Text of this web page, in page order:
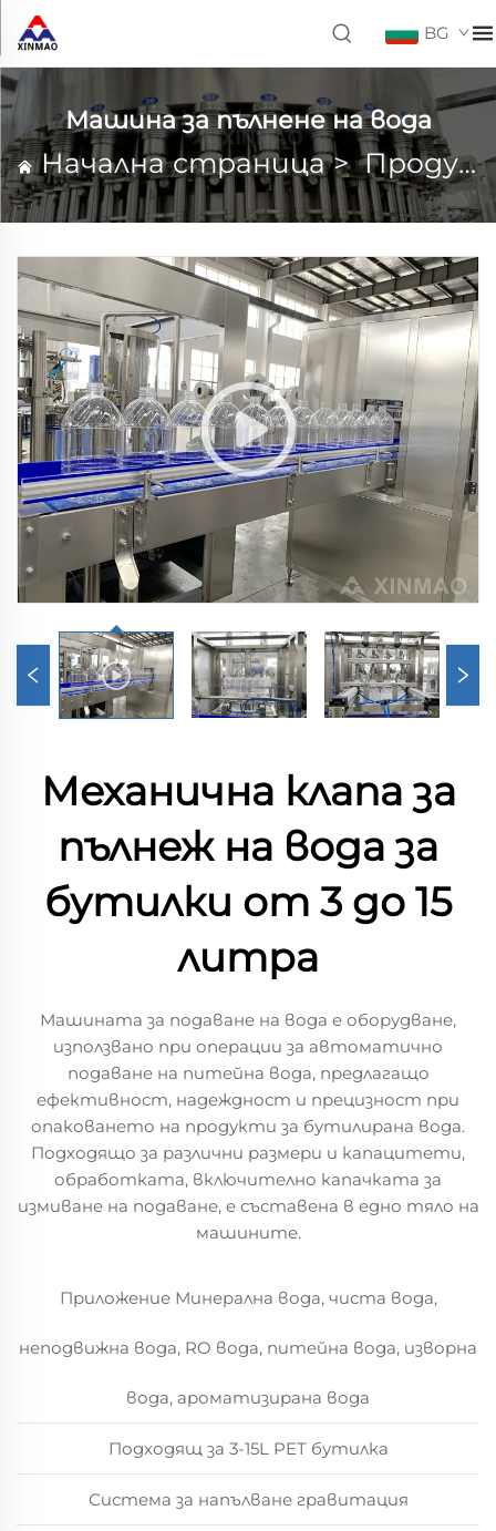
BG
Машина за пълнене на вода
Начална страница>Продукти
Механична клапа за
пълнеж на вода за
бутилки от 3 до 15
литра
Машината за подаване на вода е оборудване,
използвано при операции за автоматично
подаване на питейна вода, предлагащо
ефективност, надеждност и прецизност при
опаковането на продукти за бутилирана вода.
Подходящо за различни размери и капацитети,
обработката, включително капачката за
измиване на подаване, е съставена в едно тяло на
машините.
Приложение Минерална вода, чиста вода,
неподвижна вода, RO вода, питейна вода, изворна
вода, ароматизирана вода
Подходящ за 3-15L PET бутилка
Система за напълване гравитация